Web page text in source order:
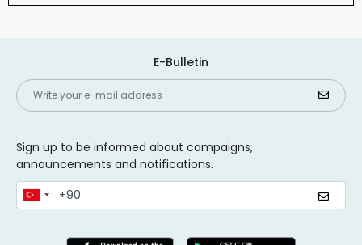
E-Bulletin
Sign up to be informed about campaigns,
announcements and notifications.